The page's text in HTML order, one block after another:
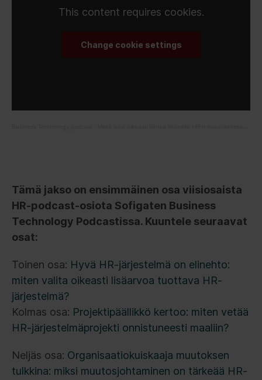
This content requires cookies.
Change cookie settings
Tämä jakso on ensimmäinen osa viisiosaista
HR-podcast-osiota Sofigaten Business
Technology Podcastissa. Kuuntele seuraavat
osat:
Toinen osa: Hyvä HR-järjestelmä on elinehto:
miten valita oikeasti lisäarvoa tuottava HR-
järjestelmä?
Kolmas osa: Projektipäällikkö kertoo: miten vetää
HR-järjestelmäprojekti onnistuneesti maaliin?
Neljäs osa: Organisaatiokuiskaaja muutoksen
tulkkina: miksi muutosjohtaminen on tärkeää HR-